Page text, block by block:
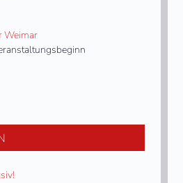
Weimar